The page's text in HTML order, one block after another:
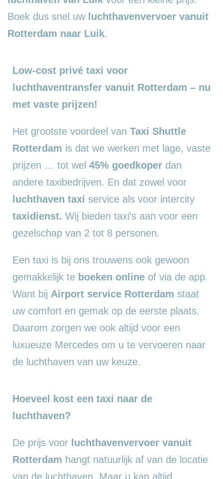
Boek dus snel uw luchthavenvervoer vanuit
Rotterdam naar Luik.
Low-cost privé taxi voor
luchthaventransfer vanuit Rotterdam – nu
met vaste prijzen!
Het grootste voordeel van Taxi Shuttle
Rotterdam is dat we werken met lage, vaste
prijzen … tot wel 45% goedkoper dan
andere taxibedrijven. En dat zowel voor
luchthaven taxi service als voor intercity
taxidienst. Wij bieden taxi’s aan voor een
gezelschap van 2 tot 8 personen.
Een taxi is bij ons trouwens ook gewoon
gemakkelijk te boeken online of via de app.
Want bij Airport service Rotterdam staat
uw comfort en gemak op de eerste plaats.
Daarom zorgen we ook altijd voor een
luxueuze Mercedes om u te vervoeren naar
de luchthaven van uw keuze.
Hoeveel kost een taxi naar de
luchthaven?
De prijs voor luchthavenvervoer vanuit
Rotterdam hangt natuurlijk af van de locatie
van de luchthaven. Maar u kan altijd